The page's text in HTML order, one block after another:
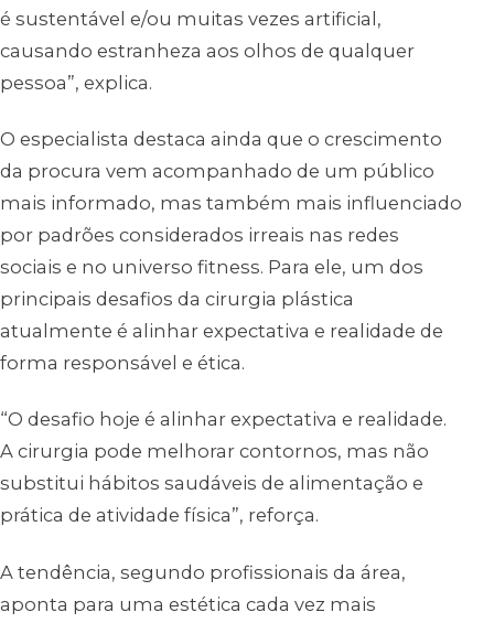
é sustentável e/ou muitas vezes artificial,
causando estranheza aos olhos de qualquer
pessoa”, explica.
O especialista destaca ainda que o crescimento
da procura vem acompanhado de um público
mais informado, mas também mais influenciado
por padrões considerados irreais nas redes
sociais e no universo fitness. Para ele, um dos
principais desafios da cirurgia plástica
atualmente é alinhar expectativa e realidade de
forma responsável e ética.
“O desafio hoje é alinhar expectativa e realidade.
A cirurgia pode melhorar contornos, mas não
substitui hábitos saudáveis de alimentação e
prática de atividade física”, reforça.
A tendência, segundo profissionais da área,
aponta para uma estética cada vez mais